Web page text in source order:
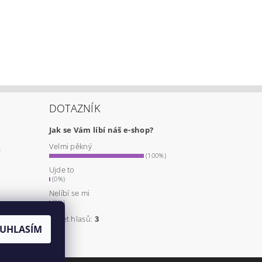
DOTAZNÍK
Jak se Vám líbí náš e-shop?
Velmi pěkný
(100%)
Ujde to
(0%)
Nelíbí se mi
(0%)
Počet hlasů: 3